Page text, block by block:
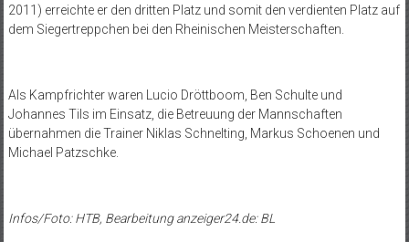
2011) erreichte er den dritten Platz und somit den verdienten Platz auf
dem Siegertreppchen bei den Rheinischen Meisterschaften.
Als Kampfrichter waren Lucio Dröttboom, Ben Schulte und
Johannes Tils im Einsatz, die Betreuung der Mannschaften
übernahmen die Trainer Niklas Schnelting, Markus Schoenen und
Michael Patzschke.
Infos/Foto: HTB, Bearbeitung anzeiger24.de: BL